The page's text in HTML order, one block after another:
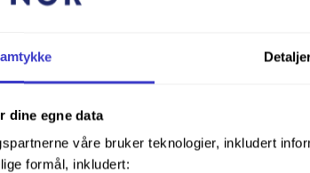
dine egne data
våre bruker teknologier, inkludert
formål, inkludert: